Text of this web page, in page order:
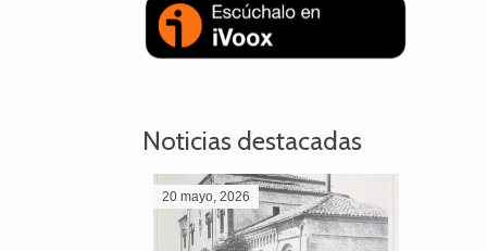
Noticias destacadas
20 mayo, 2026